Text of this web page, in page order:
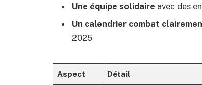
Une équipe solidaire avec des
Un calendrier combat
2025
Aspect Détail